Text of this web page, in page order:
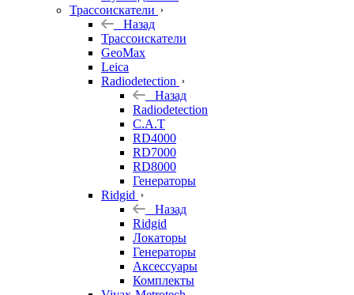
Трассоискатели
Назад
Трассоискатели
GeoMax
Leica
Radiodetection
Назад
Radiodetection
C.A.T
RD4000
RD7000
RD8000
Генераторы
Ridgid
Назад
Ridgid
Локаторы
Генераторы
Аксессуары
Комплекты